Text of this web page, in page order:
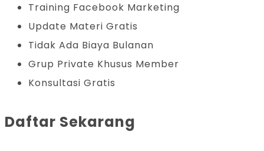
Training Facebook Marketing
Update Materi Gratis
Tidak Ada Biaya Bulanan
Grup Private Khusus Member
Konsultasi Gratis
Daftar Sekarang